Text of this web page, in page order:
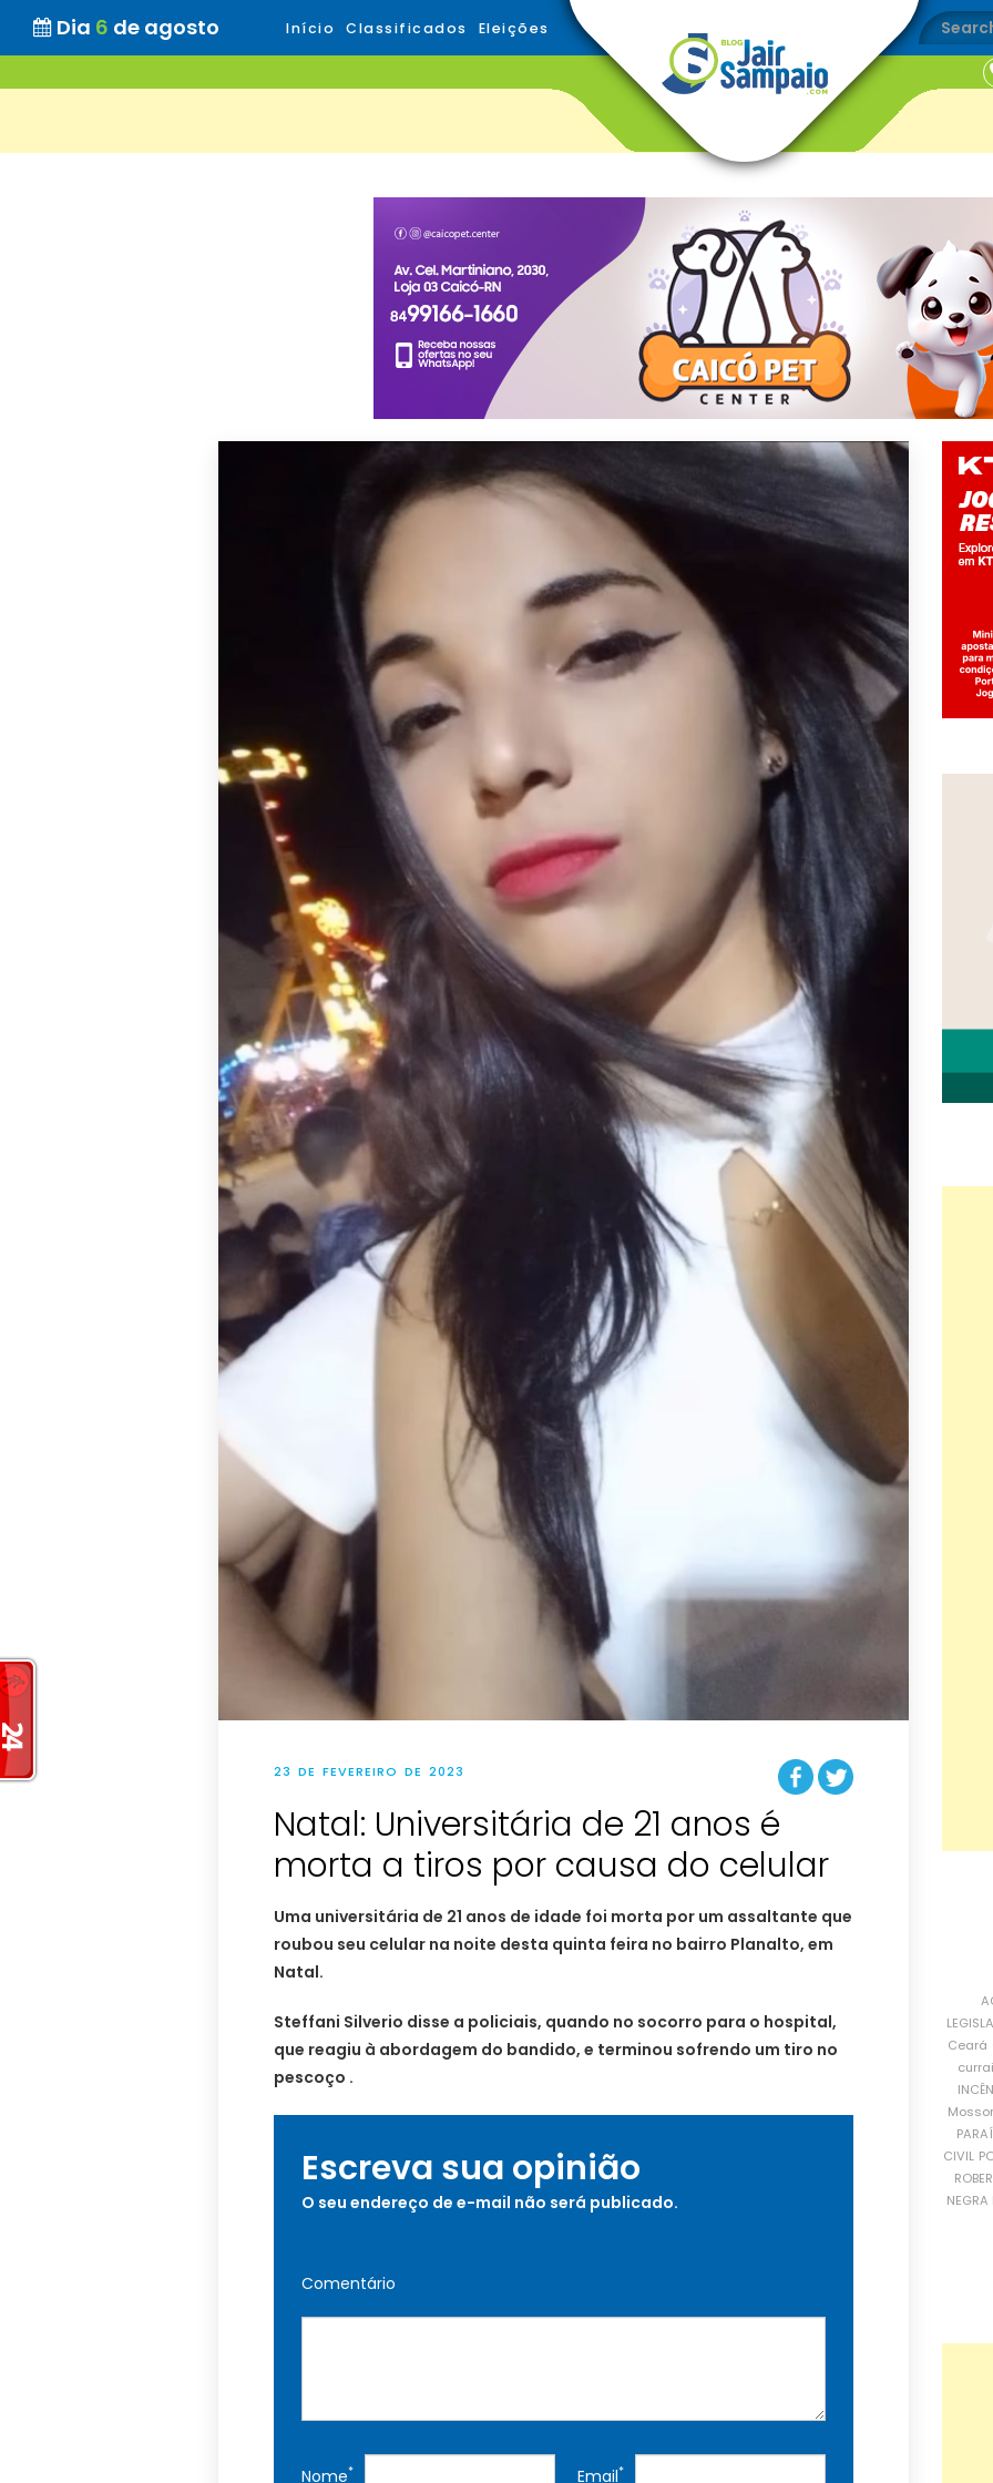
Dia 6 de agosto Início Classificados Eleições
23 DE FEVEREIRO DE 2023
Natal: Universitária de 21 anos é
morta a tiros por causa do celular
Uma universitária de 21 anos de idade foi morta por um assaltante que
roubou seu celular na noite desta quinta feira no bairro Planalto, em
Natal.
Steffani Silverio disse a policiais, quando no socorro para o hospital,
que reagiu à abordagem do bandido, e terminou sofrendo um tiro no
pescoço .
Escreva sua opinião
O seu endereço de e-mail não será publicado.
Comentário
Nome* Email*
Ceará
CIVIL
NEGRA